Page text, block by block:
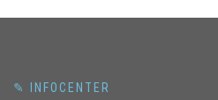
✎ INFOCENTER